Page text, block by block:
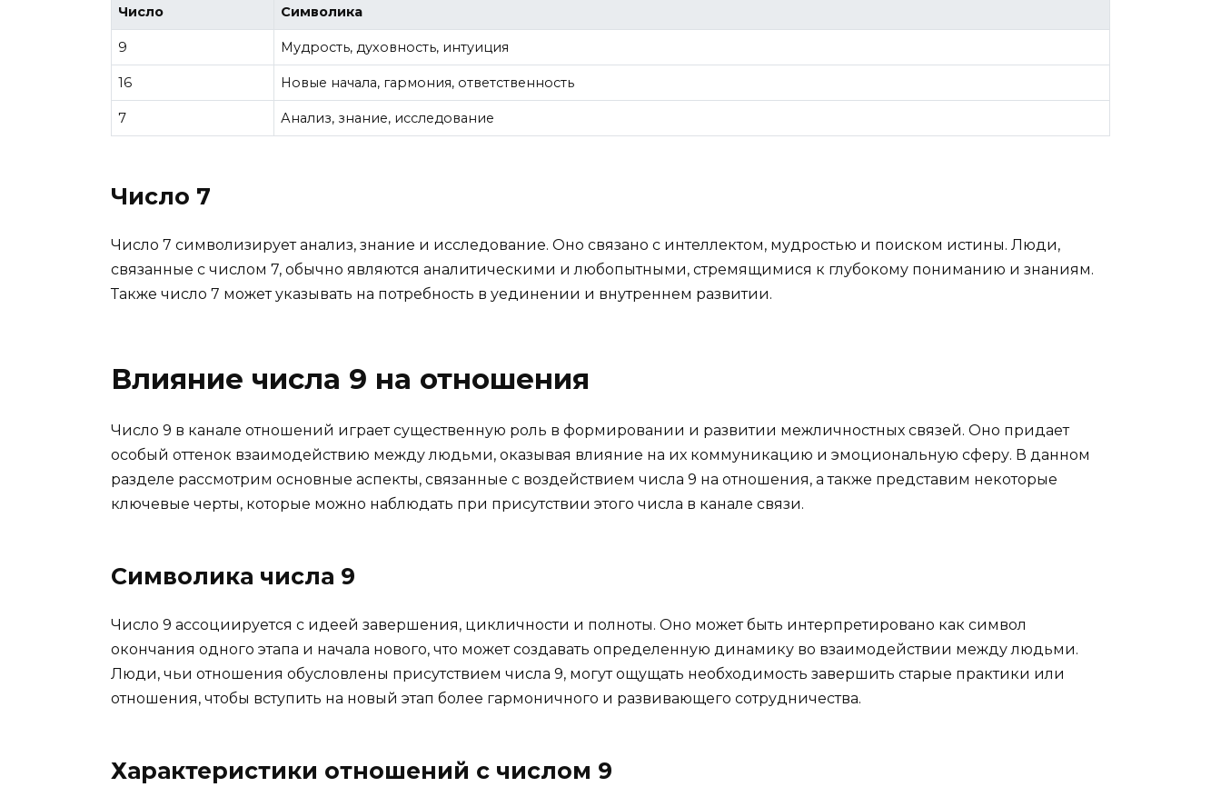
Число Символика
9 Мудрость, духовность, интуиция
16 Новые начала, гармония, ответственность
7 Анализ, знание, исследование
Число 7
Число 7 символизирует анализ, знание и исследование. Оно связано с интеллектом, мудростью и поиском истины. Люди,
связанные с числом 7, обычно являются аналитическими и любопытными, стремящимися к глубокому пониманию и знаниям.
Также число 7 может указывать на потребность в уединении и внутреннем развитии.
Влияние числа 9 на отношения
Число 9 в канале отношений играет существенную роль в формировании и развитии межличностных связей. Оно придает
особый оттенок взаимодействию между людьми, оказывая влияние на их коммуникацию и эмоциональную сферу. В данном
разделе рассмотрим основные аспекты, связанные с воздействием числа 9 на отношения, а также представим некоторые
ключевые черты, которые можно наблюдать при присутствии этого числа в канале связи.
Символика числа 9
Число 9 ассоциируется с идеей завершения, цикличности и полноты. Оно может быть интерпретировано как символ
окончания одного этапа и начала нового, что может создавать определенную динамику во взаимодействии между людьми.
Люди, чьи отношения обусловлены присутствием числа 9, могут ощущать необходимость завершить старые практики или
отношения, чтобы вступить на новый этап более гармоничного и развивающего сотрудничества.
Характеристики отношений с числом 9